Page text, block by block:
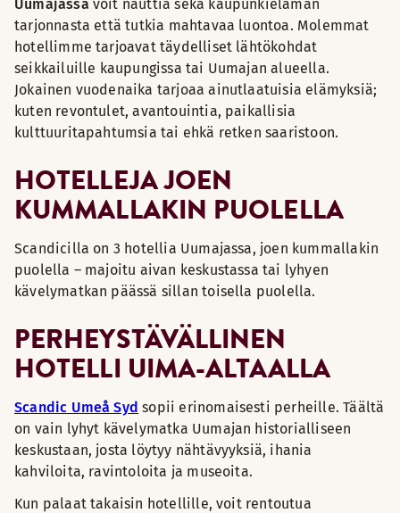
Uumajassa voit nauttia sekä kaupunkielämän
tarjonnasta että tutkia mahtavaa luontoa. Molemmat
hotellimme tarjoavat täydelliset lähtökohdat
seikkailuille kaupungissa tai Uumajan alueella.
Jokainen vuodenaika tarjoaa ainutlaatuisia elämyksiä;
kuten revontulet, avantouintia, paikallisia
kulttuuritapahtumsia tai ehkä retken saaristoon.
HOTELLEJA JOEN
KUMMALLAKIN PUOLELLA
Scandicilla on 3 hotellia Uumajassa, joen kummallakin
puolella – majoitu aivan keskustassa tai lyhyen
kävelymatkan päässä sillan toisella puolella.
PERHEYSTÄVÄLLINEN
HOTELLI UIMA-ALTAALLA
Scandic Umeå Syd sopii erinomaisesti perheille. Täältä
on vain lyhyt kävelymatka Uumajan historialliseen
keskustaan, josta löytyy nähtävyyksiä, ihania
kahviloita, ravintoloita ja museoita.
Kun palaat takaisin hotellille, voit rentoutua